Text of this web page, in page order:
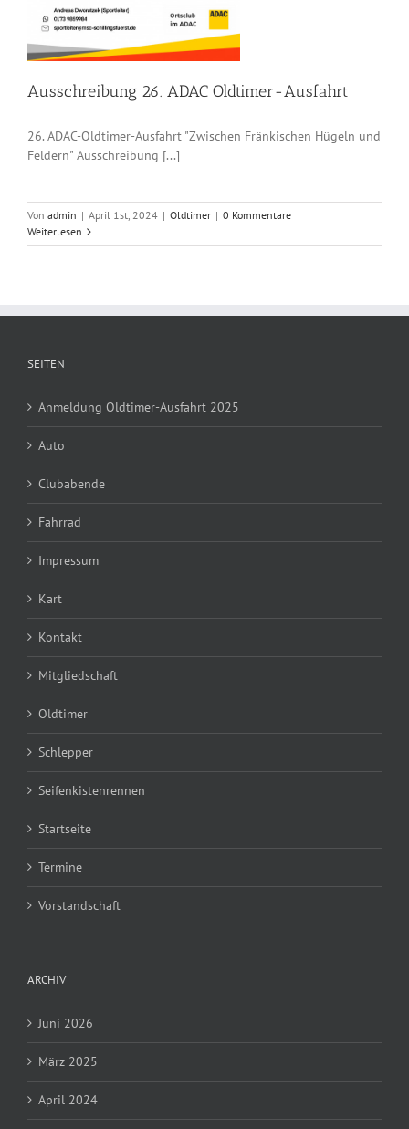
Ausschreibung 26. ADAC Oldtimer-Ausfahrt
26. ADAC-Oldtimer-Ausfahrt "Zwischen Fränkischen Hügeln und
Feldern" Ausschreibung [...]
Von admin | April 1st, 2024 | Oldtimer | 0 Kommentare
Weiterlesen
SEITEN
Anmeldung Oldtimer-Ausfahrt 2025
Auto
Clubabende
Fahrrad
Impressum
Kart
Kontakt
Mitgliedschaft
Oldtimer
Schlepper
Seifenkistenrennen
Startseite
Termine
Vorstandschaft
ARCHIV
Juni 2026
März 2025
April 2024